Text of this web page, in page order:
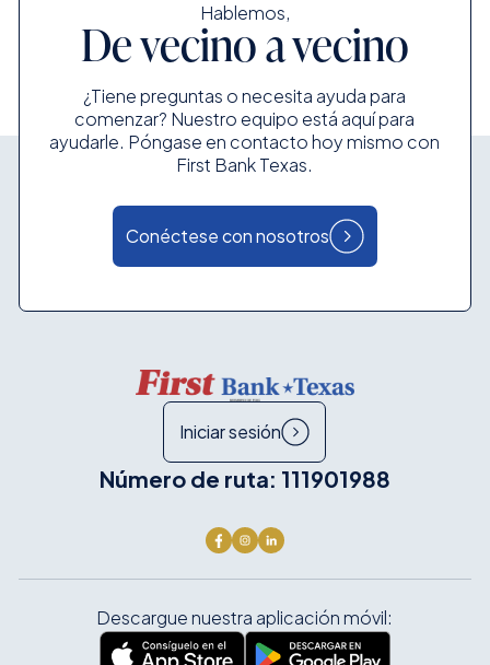
Hablemos,
De vecino a vecino
¿Tiene preguntas o necesita ayuda para
comenzar? Nuestro equipo está aquí para
ayudarle. Póngase en contacto hoy mismo con
First Bank Texas.
Conéctese con nosotros
Iniciar sesión
Número de ruta: 111901988
Descargue nuestra aplicación móvil: